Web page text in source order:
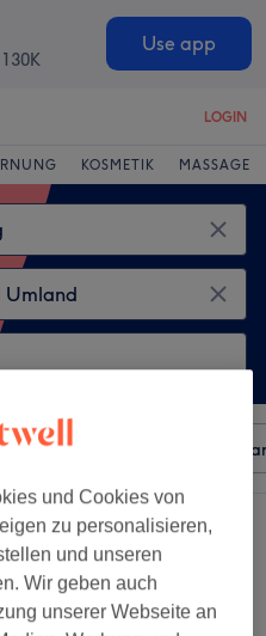
130K
Use app
LOGIN
KOSMETIK MASSAGE
Preis
und Umland
und Cookies von
zu personalisieren,
und unseren
Wir geben auch
unserer Webseite an